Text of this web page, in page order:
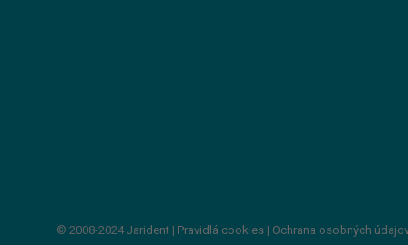
© 2008-2024Jarident | Pravidlá cookies | Ochrana osobných